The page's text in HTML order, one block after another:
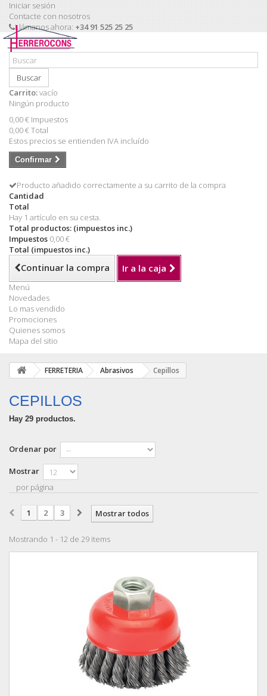
Iniciar sesión
Contacte con nosotros
Llámanos ahora: +34 91 525 25 25
Buscar
Carrito:vacío
Ningún producto
0,00 € Impuestos
0,00 €Total
Estos precios se entienden IVA incluído
Confirmar
Producto añadido correctamente a su carrito de la compra
Cantidad
Total
Hay 1 artículo en su cesta.
Total productos: (impuestos inc.)
Impuestos 0,00 €
Total (impuestos inc.)
Continuar la compra Ir a la caja
Menú
Novedades
Lo mas vendido
Promociones
Quienes somos
Mapa del sitio
FERRETERIA Abrasivos Cepillos
CEPILLOS
Hay 29 productos.
Ordenar por
Mostrar
por página
Mostrar todos
1 2 3
Mostrando 1 - 12 de 29 items